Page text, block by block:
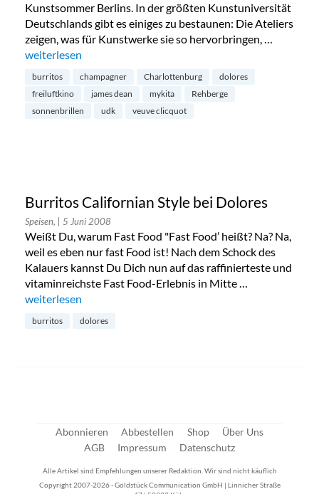
Kunstsommer Berlins. In der größten Kunstuniversität
Deutschlands gibt es einiges zu bestaunen: Die Ateliers
zeigen, was für Kunstwerke sie so hervorbringen, …
„UdK-Rundgang, Freiluftkino, Mykita, Dolores, Veuve
weiterlesen
burritos champagner Charlottenburg
dolores
freiluftkino
james dean mykita
Rehberge
sonnenbrillen
udk veuve clicquot
Burritos Californian Style bei Dolores
Speisen, | 5 Juni 2008
Weißt Du, warum Fast Food "Fast Food’ heißt? Na? Na,
weil es eben nur fast Food ist! Nach dem Schock des
Kalauers kannst Du Dich nun auf das raffinierteste und
vitaminreichste Fast Food-Erlebnis in Mitte …
„Burritos Californian Style bei Dolores“
weiterlesen
burritos dolores
Abonnieren Abbestellen Shop
Über Uns
AGB
Impressum Datenschutz
Alle Artikel sind Empfehlungen unserer Redaktion. Wir sind nicht käuflich
Copyright 2007-2026 - Goldstück Communication GmbH | Linnicher Straße